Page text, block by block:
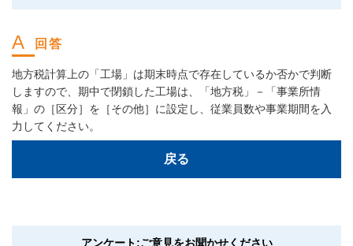
地方税計算上の「工場」は期末時点で存在しているか否かで判断
しますので、期中で閉鎖した工場は、「地方税」－「事業所情
報」の［区分］を［その他］に設定し、従業員数や事業期間を入
力してください。
戻る
アンケート:ご意見をお聞かせください